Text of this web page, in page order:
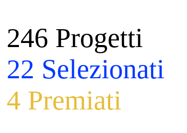
246 Progetti
22 Selezionati
4 Premiati